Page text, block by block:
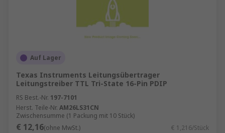
Auf Lager
Texas Instruments Leitungsübertrager
Leitungstreiber TTL Tri-State 16-Pin PDIP
RS Best.-Nr. 197-7101
Herst. Teile-Nr. AM26LS31CN
Zwischensumme (1 Packung mit 10 Stück)
€ 12,16(ohne MwSt.) € 1,216/Stück